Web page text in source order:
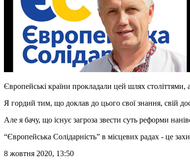
Європейські країни прокладали цей шлях
Я гордий тим, що доклав до цього свої знання, свій
Але я бачу, що існує загроза звести суть реформи
“Європейська Солідарність” в місцевих радах - це
8 жовтня 2020, 13:50